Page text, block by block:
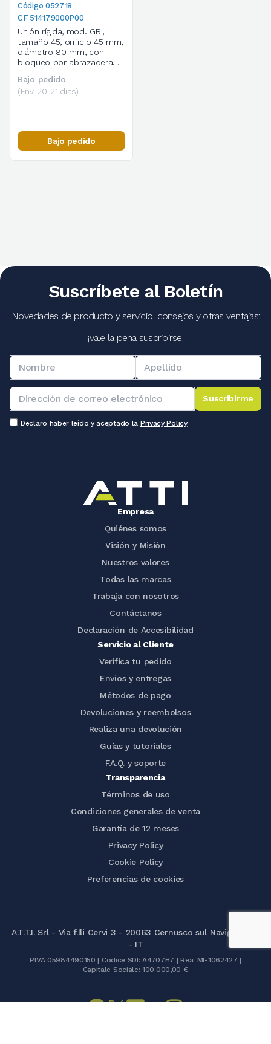
Código 052718
CF 514179000P00
Unión rígida, mod. GRI,
tamaño 45, orificio 45 mm,
diámetro 80 mm, con
bloqueo por abrazadera
514179000P00
Bajo pedido
(Env. 20-21 días)
Bajo pedido
Suscríbete al Boletín
Novedades de producto y servicio, consejos y otras ventajas:
¡vale la pena suscribirse!
Suscribirme
Declaro haber leído y aceptado la Privacy Policy
Empresa
Quiénes somos
Visión y Misión
Nuestros valores
Todas las marcas
Trabaja con nosotros
Contáctanos
Declaración de Accesibilidad
Servicio al Cliente
Verifica tu pedido
Envíos y entregas
Métodos de pago
Devoluciones y reembolsos
Realiza una devolución
Guías y tutoriales
F.A.Q. y soporte
Transparencia
Términos de uso
Condiciones generales de venta
Garantía de 12 meses
Privacy Policy
Cookie Policy
Preferencias de cookies
A.T.T.I. Srl - Via f.lli Cervi 3 - 20063 Cernusco sul Naviglio (MI)
- IT
P.IVA 05984490150 | Codice SDI: A4707H7 | Rea: MI-1062427 |
Capitale Sociale: 100.000,00 €